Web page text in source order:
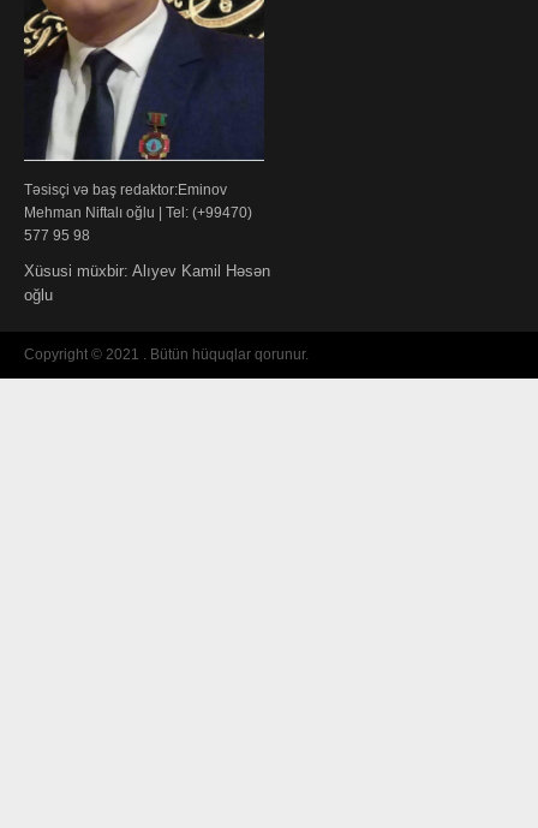
Təsisçi və baş redaktor:Eminov
Mehman Niftalı oğlu | Tel: (+99470)
577 95 98
Xüsusi müxbir: Alıyev Kamil Həsən
oğlu
Copyright © 2021 . Bütün hüquqlar qorunur.